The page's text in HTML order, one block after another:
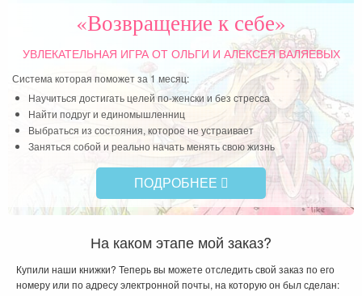
«Возвращение к себе»
УВЛЕКАТЕЛЬНАЯ ИГРАОТ ОЛЬГИ И АЛЕКСЕЯ ВАЛЯЕВЫХ
Система которая поможет за 1 месяц:
Научиться достигать целей по-женски и без стресса
Найти подруг и единомышленниц
Выбраться из состояния, которое не устраивает
Заняться собой и реально начать менять свою жизнь
ПОДРОБНЕЕ
На каком этапе мой заказ?
Купили наши книжки? Теперь вы можете отследить свой заказ по его
номеру или по адресу электронной почты, на которую он был сделан: